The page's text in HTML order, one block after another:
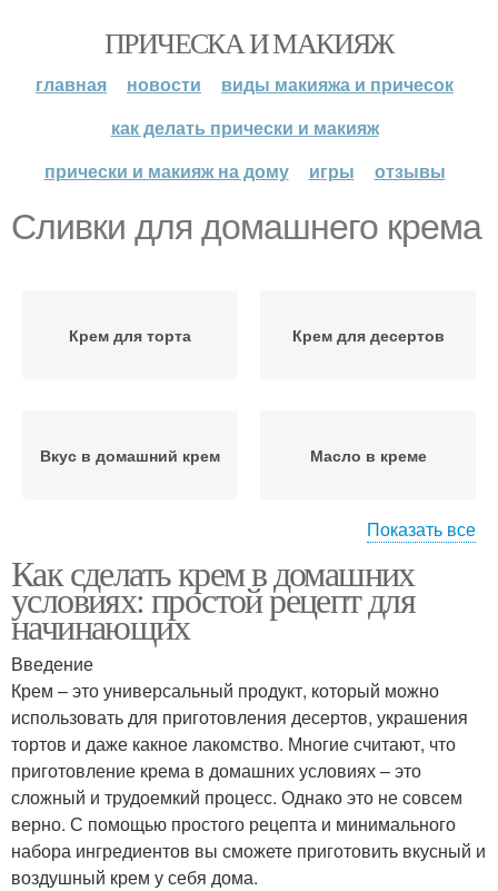
ПРИЧЕСКА И МАКИЯЖ
главная новости
виды макияжа и причесок
как делать прически и макияж
прически и макияж на дому
игры отзывы
Сливки для домашнего крема
Крем для торта Крем для десертов
Вкус в домашний крем Масло в креме
условиях
Белковый крем
Заварной крем Ванильный крем
Клубничный крем Творожный крем
Показать все
Как сделать крем в домашних
условиях: простой рецепт для
начинающих
Введение
Крем – это универсальный продукт, который можно
использовать для приготовления десертов, украшения
тортов и даже какное лакомство. Многие считают, что
приготовление крема в домашних условиях – это
сложный и трудоемкий процесс. Однако это не совсем
верно. С помощью простого рецепта и минимального
набора ингредиентов вы сможете приготовить вкусный и
воздушный крем у себя дома.